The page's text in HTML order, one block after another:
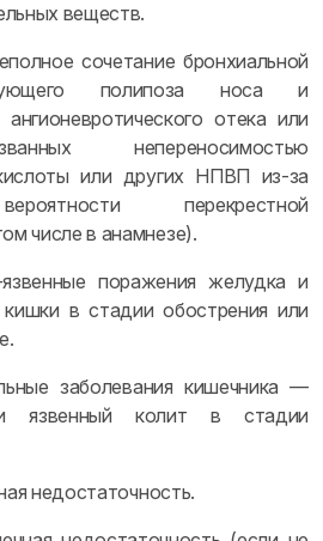
веществ.
сочетание бронхиальной
полипоза носа и
отека или
непереносимостью
или других НПВП из-за
перекрестной
числе в анамнезе).
поражения желудка и
в стадии обострения или
заболевания кишечника —
язвенный колит в стадии
недостаточность.